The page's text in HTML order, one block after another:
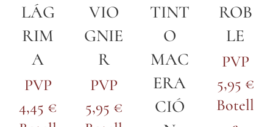
LÁG
RIM
A
PVP
4,45 €
VIO
GNIE
R
PVP
5,95 €
TINT
O
MAC
ERA
CIÓ
ROB
LE
PVP
5,95 €
Botell